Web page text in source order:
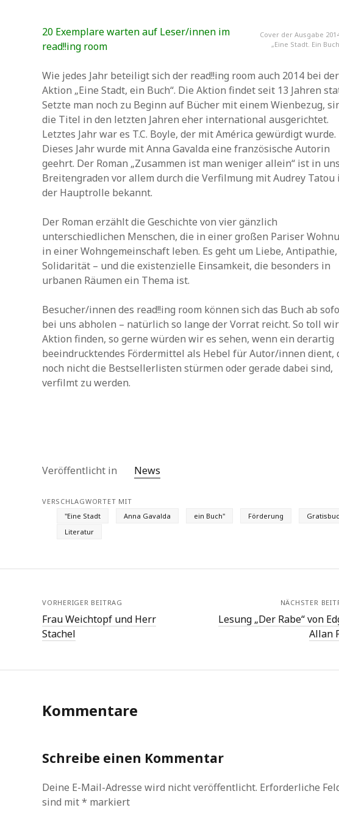
Cover der Ausgabe
„Eine Stadt. Ein
20 Exemplare warten auf Leser/innen im
read!!ing room
Wie jedes Jahr beteiligt sich der read!!ing room auch 2014 bei der
Aktion „Eine Stadt, ein Buch“. Die Aktion findet seit 13 Jahren
Setzte man noch zu Beginn auf Bücher mit einem Wienbezug,
die Titel in den letzten Jahren eher international ausgerichtet.
Letztes Jahr war es T.C. Boyle, der mit América gewürdigt wurde.
Dieses Jahr wurde mit Anna Gavalda eine französische Autorin
geehrt. Der Roman „Zusammen ist man weniger allein“ ist in
Breitengraden vor allem durch die Verfilmung mit Audrey Tatou
der Hauptrolle bekannt.
Der Roman erzählt die Geschichte von vier gänzlich
unterschiedlichen Menschen, die in einer großen Pariser
in einer Wohngemeinschaft leben. Es geht um Liebe, Antipathie,
Solidarität – und die existenzielle Einsamkeit, die besonders in
urbanen Räumen ein Thema ist.
Besucher/innen des read!!ing room können sich das Buch ab
bei uns abholen – natürlich so lange der Vorrat reicht. So toll
Aktion finden, so gerne würden wir es sehen, wenn ein derartig
beeindrucktendes Fördermittel als Hebel für Autor/innen dient,
noch nicht die Bestsellerlisten stürmen oder gerade dabei sind,
verfilmt zu werden.
Veröffentlicht in News
VERSCHLAGWORTET MIT
"Eine Stadt
Anna Gavalda ein Buch" Förderung
Literatur
VORHERIGER BEITRAG
Frau Weichtopf und Herr
Stachel
NÄCHSTER
Lesung „Der Rabe“ von
Allan
Kommentare
Schreibe einen Kommentar
Deine E-Mail-Adresse wird nicht veröffentlicht. Erforderliche
sind mit* markiert